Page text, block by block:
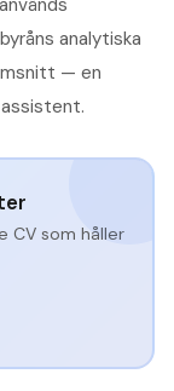
analytiska
— en
CV som håller